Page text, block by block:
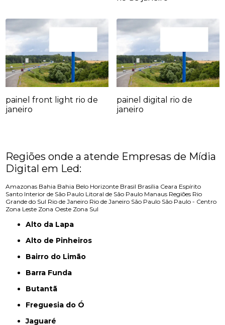
painel front light rio de
janeiro
painel digital rio de
janeiro
Regiões onde a atende Empresas de Mídia
Digital em Led:
Amazonas Bahia Bahia Belo Horizonte Brasil Brasília Ceara Espírito
Santo Interior de São Paulo Litoral de São Paulo Manaus Regiões Rio
Grande do Sul Rio de Janeiro Rio de Janeiro São Paulo São Paulo - Centro
Zona Leste Zona Oeste Zona Sul
Alto da Lapa
Alto de Pinheiros
Bairro do Limão
Barra Funda
Butantã
Freguesia do Ó
Jaguaré